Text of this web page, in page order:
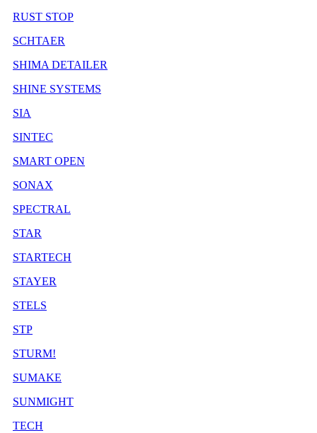
RUST STOP
SCHTAER
SHIMA DETAILER
SHINE SYSTEMS
SIA
SINTEC
SMART OPEN
SONAX
SPECTRAL
STAR
STARTECH
STAYER
STELS
STP
STURM!
SUMAKE
SUNMIGHT
TECH